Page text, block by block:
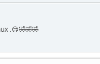
.😢🤣🤣🤣